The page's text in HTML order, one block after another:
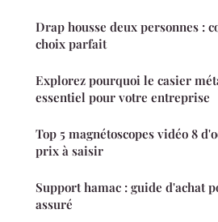
Drap housse deux personnes :
choix parfait
Explorez pourquoi le casier
essentiel pour votre entreprise
Top 5 magnétoscopes vidéo 8
prix à saisir
Support hamac : guide d'achat
assuré